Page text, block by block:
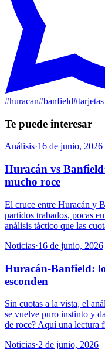
#huracan#banfield#
Te puede interesar
Análisis·16 de junio, 2026
Huracán vs
mucho roce
El cruce entre Huracán y
partidos trabados, pocas
análisis táctico que las
Noticias·16 de junio, 2026
Huracán-Banfield:
esconden
Sin cuotas a la vista, el
se vuelve puro instinto y
de roce? Aquí una lectura
Noticias·2 de junio, 2026